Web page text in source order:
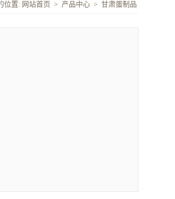
位置: 网站首页 > 产品中心 > 甘肃蛋制品